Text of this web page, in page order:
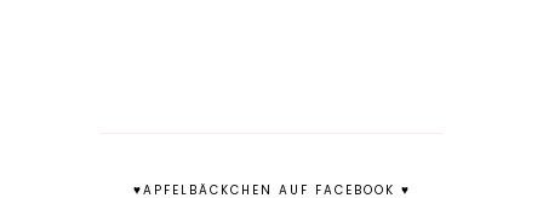
♥APFELBÄCKCHEN AUF FACEBOOK ♥